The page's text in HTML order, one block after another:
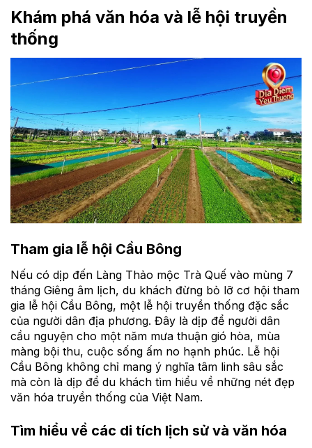
Khám phá văn hóa và lễ hội truyền
thống
Tham gia lễ hội Cầu Bông
Nếu có dịp đến Làng Thảo mộc Trà Quế vào mùng 7
tháng Giêng âm lịch, du khách đừng bỏ lỡ cơ hội tham
gia lễ hội Cầu Bông, một lễ hội truyền thống đặc sắc
của người dân địa phương. Đây là dịp để người dân
cầu nguyện cho một năm mưa thuận gió hòa, mùa
màng bội thu, cuộc sống ấm no hạnh phúc. Lễ hội
Cầu Bông không chỉ mang ý nghĩa tâm linh sâu sắc
mà còn là dịp để du khách tìm hiểu về những nét đẹp
văn hóa truyền thống của Việt Nam.
Tìm hiểu về các di tích lịch sử và văn hóa